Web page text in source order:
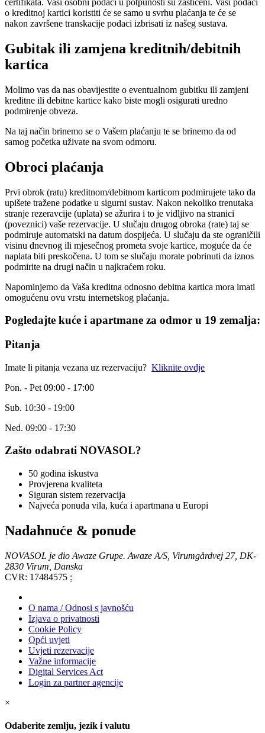
certifikata. Vaši osobni podaci u potpunosti su zaštićeni. Vaši podaci
o kreditnoj kartici koristiti će se samo u svrhu plaćanja te će se
nakon završene transkacije podaci izbrisati iz našeg sustava.
Gubitak ili zamjena kreditnih/debitnih
kartica
Molimo vas da nas obavijestite o eventualnom gubitku ili zamjeni
kreditne ili debitne kartice kako biste mogli osigurati uredno
podmirenje obveza.
Na taj način brinemo se o Vašem plaćanju te se brinemo da od
samog početka uživate na svom odmoru.
Obroci plaćanja
Prvi obrok (ratu) kreditnom/debitnom karticom podmirujete tako da
upišete tražene podatke u sigurni sustav. Nakon nekoliko trenutaka
stranje rezeravcije (uplata) se ažurira i to je vidljivo na stranici
(poveznici) vaše rezervacije. U slučaju drugog obroka (rate) taj se
podmiruje automatski na datum dospijeća. U slučaju da ste ograničili
visinu dnevnog ili mjesečnog prometa svoje kartice, moguće da će
naplata biti preskočena. U tom se slučaju morate pobrinuti da iznos
podmirite na drugi način u najkraćem roku.
Napominjemo da Vaša kreditna odnosno debitna kartica mora imati
omogućenu ovu vrstu internetskog plaćanja.
Pogledajte kuće i apartmane za odmor u 19 zemalja:
Pitanja
Imate li pitanja vezana uz rezervaciju? Kliknite ovdje
Pon. - Pet 09:00 - 17:00
Sub. 10:30 - 19:00
Ned. 09:00 - 17:30
Zašto odabrati NOVASOL?
50 godina iskustva
Provjerena kvaliteta
Siguran sistem rezervacija
Najveća ponuda vila, kuća i apartmana u Europi
Nadahnuće & ponude
NOVASOL je dio Awaze Grupe. Awaze A/S, Virumgårdvej 27, DK-
2830 Virum, Danska
CVR: 17484575 :
O nama / Odnosi s javnošću
Izjava o privatnosti
Cookie Policy
Opći uvjeti
Uvjeti rezervacije
Važne informacije
Digital Services Act
Login za partner agencije
×
Odaberite zemlju, jezik i valutu